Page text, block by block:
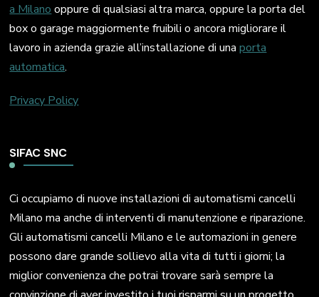
a Milano oppure di qualsiasi altra marca, oppure la porta del
box o garage maggiormente fruibili o ancora migliorare il
lavoro in azienda grazie all’installazione di unaporta
automatica.
Privacy Policy
SIFAC SNC
Ci occupiamo di nuove installazioni di automatismi cancelli
Milano ma anche di interventi di manutenzione e riparazione.
Gli automatismi cancelli Milano e le automazioni in genere
possono dare grande sollievo alla vita di tutti i giorni; la
miglior convenienza che potrai trovare sarà sempre la